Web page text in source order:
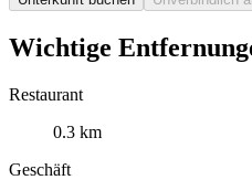
Wichtige
Restaurant
0.3 km
Geschäft